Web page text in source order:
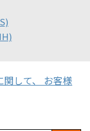
関して、 お客様